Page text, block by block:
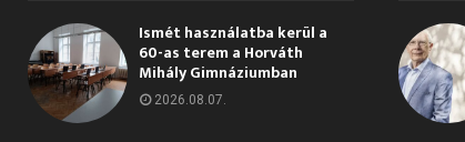
Ismét használatba kerül a
60-as terem a Horváth
Mihály Gimnáziumban
2026.08.07.